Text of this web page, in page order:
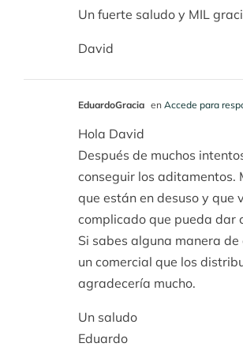
Un fuerte saludo y MIL
David
EduardoGracia en Accede para
Hola David
Después de muchos
conseguir los aditamentos.
que están en desuso y que
complicado que pueda dar
Si sabes alguna manera
un comercial que los
agradecería mucho.
Un saludo
Eduardo